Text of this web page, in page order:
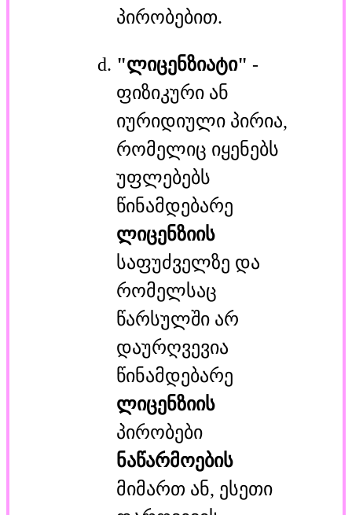
პირობებით.
"ლიცენზიატი" -
ფიზიკური ან
იურიდიული პირია,
რომელიც იყენებს
უფლებებს
წინამდებარე
ლიცენზიის
საფუძველზე და
რომელსაც
წარსულში არ
დაურღვევია
წინამდებარე
ლიცენზიის
პირობები
ნაწარმოების
მიმართ ან, ესეთი